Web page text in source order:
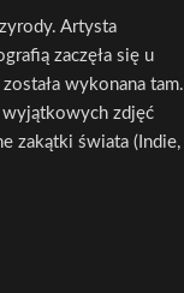
Artysta
zaczęła się u
wykonana tam.
wyjątkowych zdjęć
zakątki świata (Indie,